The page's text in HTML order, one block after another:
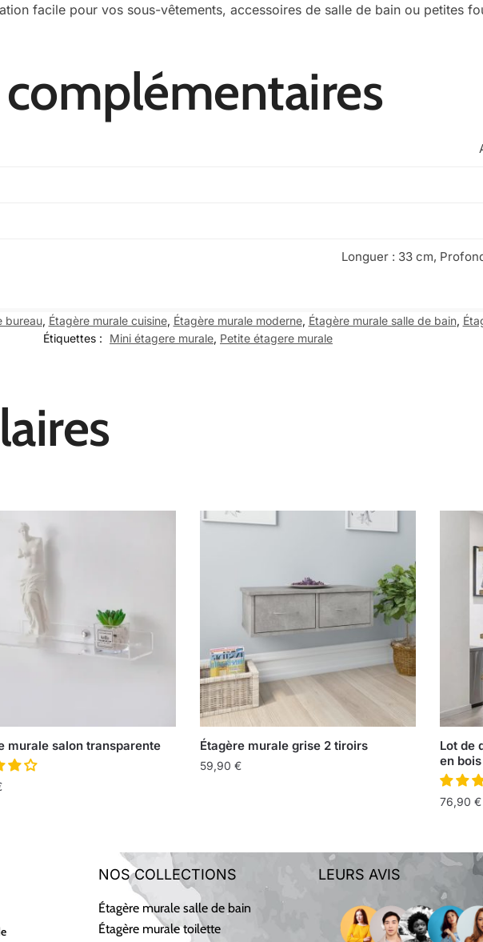
facile pour vos sous-vêtements, accessoires de salle de bain ou petites
Longuer : 33 cm,
bureau, Étagère murale cuisine, Étagère murale moderne, Étagère murale salle de bain,
Étiquettes :
Mini étagere murale, Petite étagere murale
murale salon transparente Étagère murale grise 2 tiroirs
59,90 €
Lot de
en bois
76,90 €
NOS COLLECTIONS
Étagère murale salle de bain
Étagère murale toilette
LEURS AVIS